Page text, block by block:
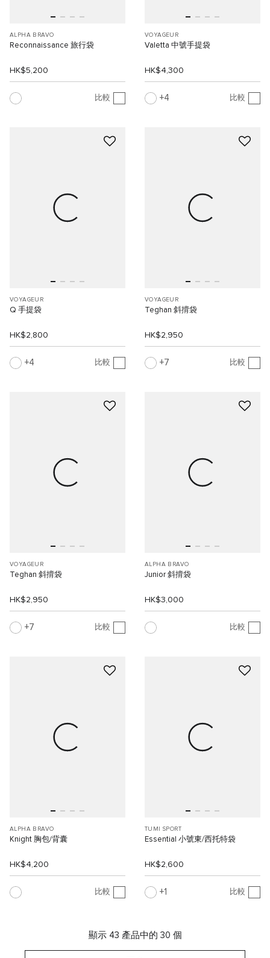
ALPHA BRAVO
Reconnaissance 旅行袋
HK$5,200
比較
VOYAGEUR
Valetta 中號手提袋
HK$4,300
4 比較
VOYAGEUR
Q 手提袋
HK$2,800
4 比較
VOYAGEUR
Teghan 斜揹袋
HK$2,950
7 比較
VOYAGEUR
Teghan 斜揹袋
HK$2,950
7 比較
ALPHA BRAVO
Junior 斜揹袋
HK$3,000
比較
ALPHA BRAVO
Knight 胸包/背囊
HK$4,200
比較
TUMI SPORT
Essential 小號東/西托特袋
HK$2,600
1 比較
顯示 43 產品中的 30 個